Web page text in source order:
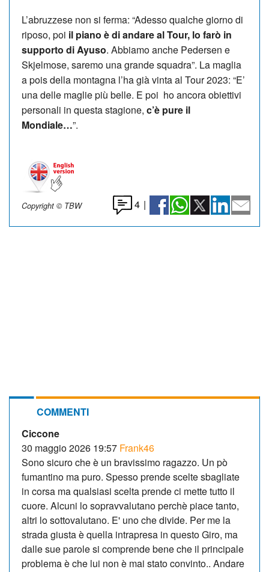
L’abruzzese non si ferma: “Adesso qualche giorno di
riposo, poi il piano è di andare al Tour, lo farò in
supporto di Ayuso. Abbiamo anche Pedersen e
Skjelmose, saremo una grande squadra”. La maglia
a pois della montagna l’ha già vinta al Tour 2023: “E’
una delle maglie più belle. E poi ho ancora obiettivi
personali in questa stagione, c’è pure il
Mondiale…”.
Copyright © TBW 4 |
COMMENTI
Ciccone
30 maggio 2026 19:57 Frank46
Sono sicuro che è un bravissimo ragazzo. Un pò
fumantino ma puro. Spesso prende scelte sbagliate
in corsa ma qualsiasi scelta prende ci mette tutto il
cuore. Alcuni lo sopravvalutano perchè piace tanto,
altri lo sottovalutano. E' uno che divide. Per me la
strada giusta è quella intrapresa in questo Giro, ma
dalle sue parole si comprende bene che il principale
problema è che lui non è mai stato convinto.. Andare